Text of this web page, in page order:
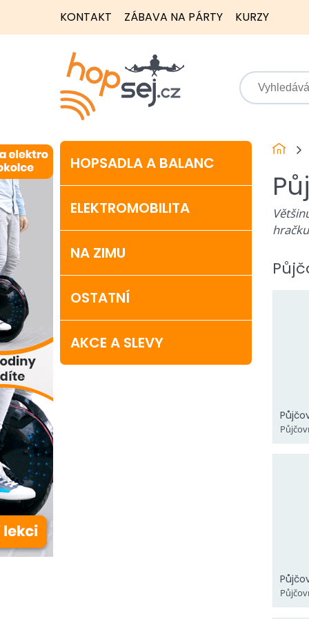
KONTAKT ZÁBAVA NA PÁRTY KURZY
HOPSADLA A BALANC
ELEKTROMOBILITA
NA ZIMU
OSTATNÍ
AKCE A SLEVY